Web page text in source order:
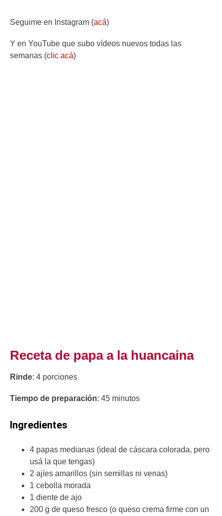
Seguime en Instagram (acá)
Y en YouTube que subo vídeos nuevos todas las
semanas (clic acá)
Receta de papa a la huancaina
Rinde: 4 porciones
Tiempo de preparación: 45 minutos
Ingredientes
4 papas medianas (ideal de cáscara colorada, pero
usá la que tengas)
2 ajíes amarillos (sin semillas ni venas)
1 cebolla morada
1 diente de ajo
200 g de queso fresco (o queso crema firme con un